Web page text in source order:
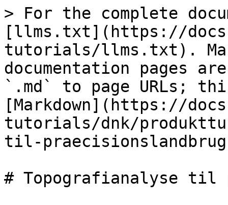
> For the complete
[llms.txt](https://
tutorials/llms.txt).
documentation pages
`.md` to page URLs;
[Markdown](https://
tutorials/dnk/
til-
# Topografianalyse til